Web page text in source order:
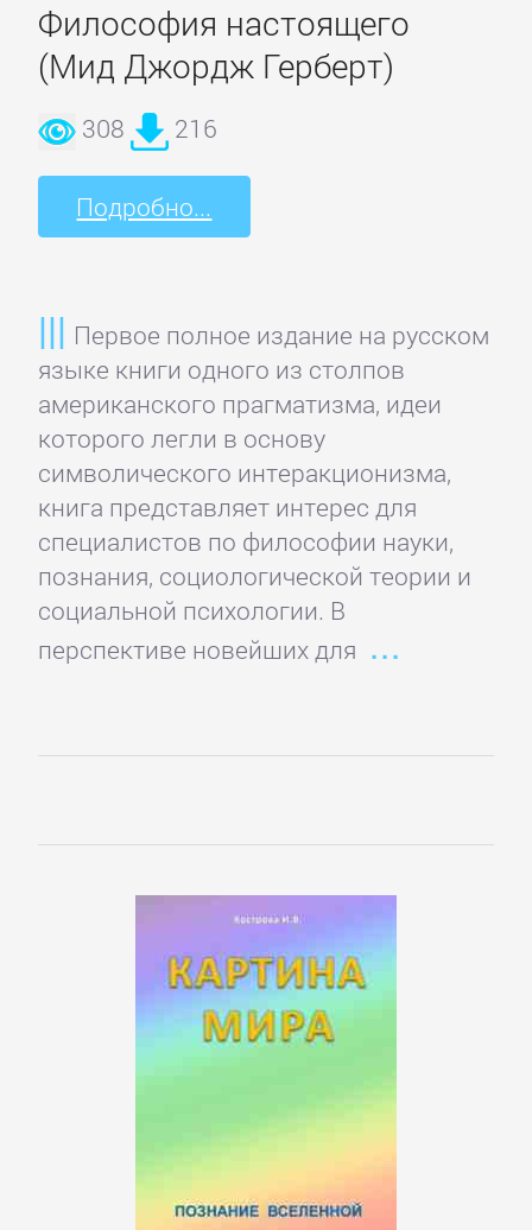
Философия настоящего
(Мид Джордж Герберт)
308 216
Подробно...
Первое полное издание на русском
языке книги одного из столпов
американского прагматизма, идеи
которого легли в основу
символического интеракционизма,
книга представляет интерес для
специалистов по философии науки,
познания, социологической теории и
социальной психологии. В
перспективе новейших для
Управление
Литература